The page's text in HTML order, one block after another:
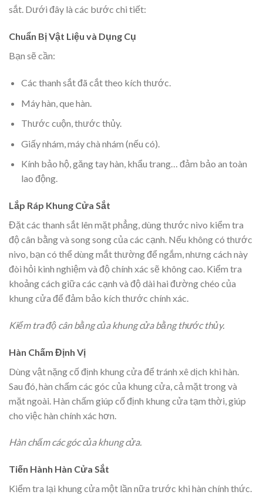
sắt. Dưới đây là các bước chi tiết:
Chuẩn Bị Vật Liệu và Dụng Cụ
Bạn sẽ cần:
Các thanh sắt đã cắt theo kích thước.
Máy hàn, que hàn.
Thước cuộn, thước thủy.
Giấy nhám, máy chà nhám (nếu có).
Kính bảo hộ, găng tay hàn, khẩu trang… đảm bảo an toàn
lao động.
Lắp Ráp Khung Cửa Sắt
Đặt các thanh sắt lên mặt phẳng, dùng thước nivo kiểm tra
độ cân bằng và song song của các cạnh. Nếu không có thước
nivo, bạn có thể dùng mắt thường để ngắm, nhưng cách này
đòi hỏi kinh nghiệm và độ chính xác sẽ không cao. Kiểm tra
khoảng cách giữa các cạnh và độ dài hai đường chéo của
khung cửa để đảm bảo kích thước chính xác.
Kiểm tra độ cân bằng của khung cửa bằng thước thủy.
Hàn Chấm Định Vị
Dùng vật nặng cố định khung cửa để tránh xê dịch khi hàn.
Sau đó, hàn chấm các góc của khung cửa, cả mặt trong và
mặt ngoài. Hàn chấm giúp cố định khung cửa tạm thời, giúp
cho việc hàn chính xác hơn.
Hàn chấm các góc của khung cửa.
Tiến Hành Hàn Cửa Sắt
Kiểm tra lại khung cửa một lần nữa trước khi hàn chính thức.